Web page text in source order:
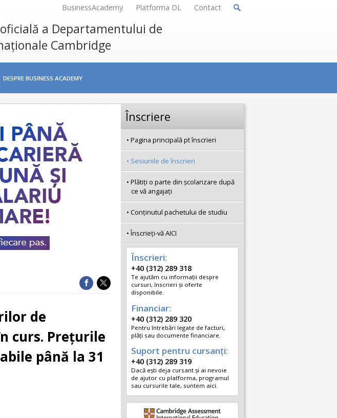
BusinessAcademy Platforma DL Contact
a Departamentului de
Cambridge
DESPRE BUSINESS ACADEMY
de
curs. Prețurile
până la 31
Înscriere
Pagina principală pt înscrieri
Sesiunile de înscrieri
Plătiţi o parte din şcolarizare după
ce vă angajaţi
Conţinutul pachetului de studiu
Înscrieţi-vă AICI
Înscrieri:
+40 (312) 289 318
Te ajutăm cu informații despre
cursuri, înscrieri și oferte
disponibile.
Financiar:
+40 (312) 289 320
Pentru întrebări legate de facturi,
plăți sau documente financiare.
Suport pentru cursanți:
+40 (312) 289 319
Dacă ești deja cursant și ai nevoie
de ajutor cu platforma, programul
sau cursurile tale, suntem aici.